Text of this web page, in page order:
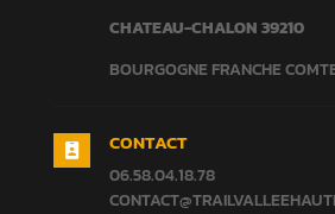
CHATEAU-CHALON39210
BOURGOGNE FRANCHE
 CONTACT
06.58.04.18.78